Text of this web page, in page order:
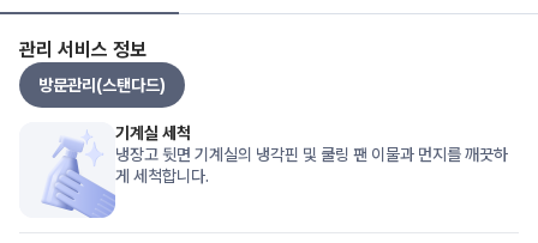
관리 서비스 정보
방문관리(스탠다드)
기계실 세척
냉장고 뒷면 기계실의 냉각핀 및 쿨링 팬 이물과 먼지를 깨끗하
게 세척합니다.